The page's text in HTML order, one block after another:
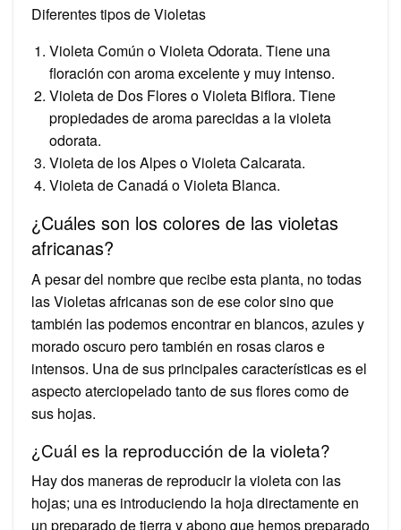
Diferentes tipos de Violetas
Violeta Común o Violeta Odorata. Tiene una
floración con aroma excelente y muy intenso.
Violeta de Dos Flores o Violeta Biflora. Tiene
propiedades de aroma parecidas a la violeta
odorata.
Violeta de los Alpes o Violeta Calcarata.
Violeta de Canadá o Violeta Blanca.
¿Cuáles son los colores de las violetas
africanas?
A pesar del nombre que recibe esta planta, no todas
las Violetas africanas son de ese color sino que
también las podemos encontrar en blancos, azules y
morado oscuro pero también en rosas claros e
intensos. Una de sus principales características es el
aspecto aterciopelado tanto de sus flores como de
sus hojas.
¿Cuál es la reproducción de la violeta?
Hay dos maneras de reproducir la violeta con las
hojas; una es introduciendo la hoja directamente en
un preparado de tierra y abono que hemos preparado